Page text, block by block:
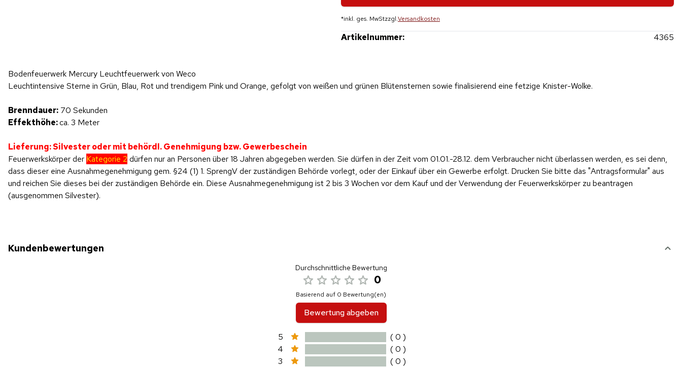
*inkl. ges. MwStzzgl.Versandkosten
Artikelnummer: 4365
Produktvideo
Bodenfeuerwerk Mercury Leuchtfeuerwerk von Weco
Leuchtintensive Sterne in Grün, Blau, Rot und trendigem Pink und Orange, gefolgt von weißen und grünen Blütensternen sowie finalisierend eine fetzige Knister-Wolke.
Brenndauer: 70 Sekunden
Effekthöhe:ca. 3 Meter
Lieferung: Silvester oder mit behördl. Genehmigung bzw. Gewerbeschein
Feuerwerkskörper der Kategorie 2 dürfen nur an Personen über 18 Jahren abgegeben werden. Sie dürfen in der Zeit vom 01.01.-28.12. dem Verbraucher nicht überlassen werden, es sei denn,
dass dieser eine Ausnahmegenehmigung gem. §24 (1) 1. SprengV der zuständigen Behörde vorlegt, oder der Einkauf über ein Gewerbe erfolgt. Drucken Sie bitte das "Antragsformular" aus
und reichen Sie dieses bei der zuständigen Behörde ein. Diese Ausnahmegenehmigung ist 2 bis 3 Wochen vor dem Kauf und der Verwendung der Feuerwerkskörper zu beantragen
(ausgenommen Silvester).
Kundenbewertungen
Durchschnittliche Bewertung
0
Basierend auf 0 Bewertung(en)
Bewertung abgeben
5
( 0 )
4
( 0 )
3
( 0 )